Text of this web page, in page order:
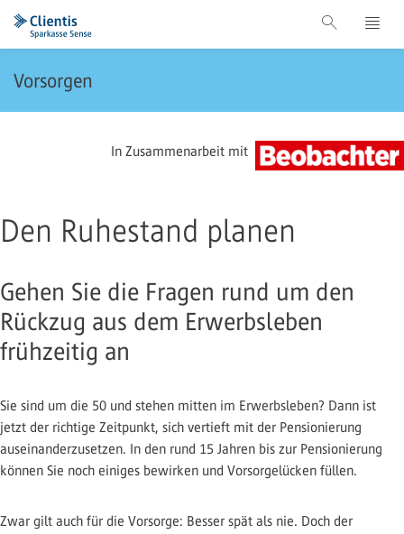
Vorsorgen
In Zusammenarbeit mit
Den Ruhestand planen
Gehen Sie die Fragen rund um den
Rückzug aus dem Erwerbsleben
frühzeitig an
Sie sind um die 50 und stehen mitten im Erwerbsleben? Dann ist
jetzt der richtige Zeitpunkt, sich vertieft mit der Pensionierung
auseinanderzusetzen. In den rund 15 Jahren bis zur Pensionierung
können Sie noch einiges bewirken und Vorsorgelücken füllen.
Zwar gilt auch für die Vorsorge: Besser spät als nie. Doch der